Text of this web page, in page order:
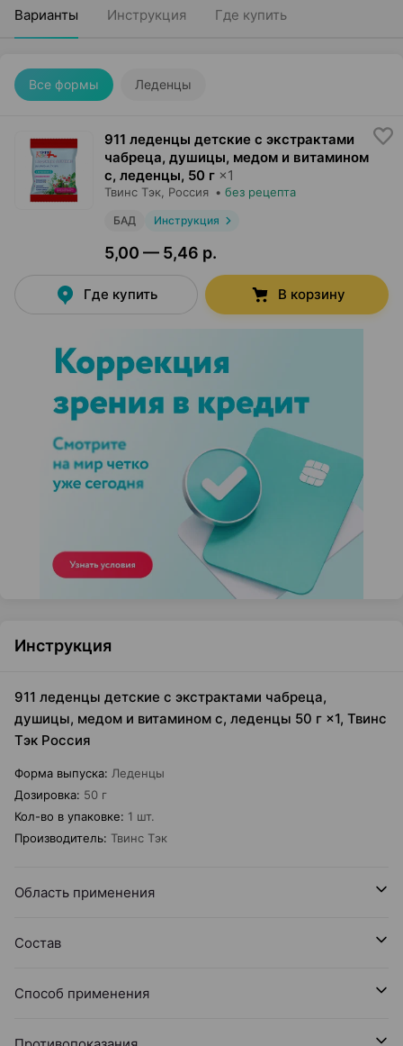
Варианты Инструкция Где купить
Все формы Леденцы
911 леденцы детские с экстрактами
чабреца, душицы, медом и витамином
с, леденцы, 50 г ×1
Твинс Тэк , Россия • без рецепта
БАД Инструкция
5,00 — 5,46 р.
Где купить В корзину
Инструкция
911 леденцы детские с экстрактами чабреца,
душицы, медом и витамином с, леденцы 50 г ×1, Твинс
Тэк Россия
Форма выпуска: Леденцы
Дозировка: 50 г
Кол-во в упаковке: 1 шт.
Производитель: Твинс Тэк
Область применения
Состав
Способ применения